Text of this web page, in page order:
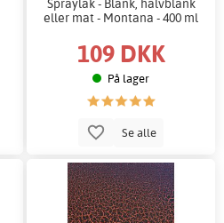
Spraylak - Blank, halvblank
eller mat - Montana - 400 ml
109 DKK
På lager
Se alle